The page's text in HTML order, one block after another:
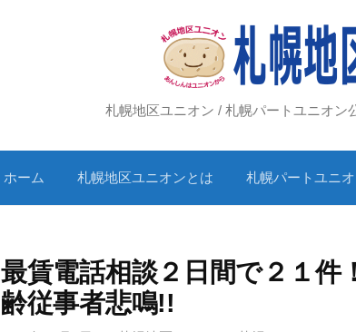
札幌地区ユニオン / 札幌パートユニオ
ホーム 札幌地区ユニオンとは 札幌パートユニ
最賃電話相談２日間で２１
齢従事者悲鳴!!